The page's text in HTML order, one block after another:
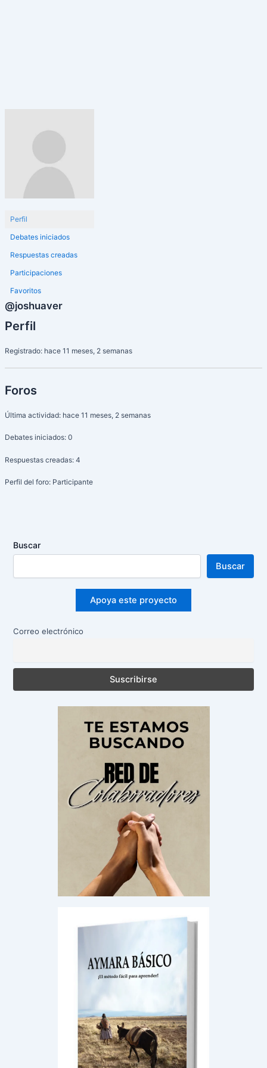
Perfil
Debates iniciados
Respuestas creadas
Participaciones
Favoritos
@joshuaver
Perfil
Registrado: hace 11 meses, 2 semanas
Foros
Última actividad: hace 11 meses, 2 semanas
Debates iniciados: 0
Respuestas creadas: 4
Perfil del foro: Participante
Buscar
Buscar
Apoya este proyecto
Correo electrónico